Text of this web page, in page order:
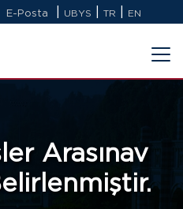
E-Posta UBYS TR EN
Arasınav